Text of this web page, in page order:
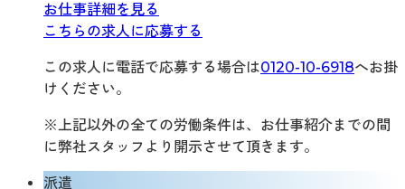
お仕事詳細を見る
こちらの求人に応募する
この求人に電話で応募する場合は0120-10-6918へお掛
けください。
※上記以外の全ての労働条件は、お仕事紹介までの間
に弊社スタッフより開示させて頂きます。
派遣